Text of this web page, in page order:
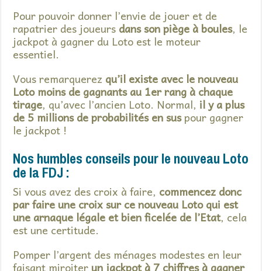
Pour pouvoir donner l’envie de jouer et de
rapatrier des joueurs dans son piège à boules, le
jackpot à gagner du Loto est le moteur
essentiel.
Vous remarquerez qu’il existe avec le nouveau
Loto moins de gagnants au 1er rang à chaque
tirage, qu’avec l’ancien Loto. Normal, il y a plus
de 5 millions de probabilités en suspour gagner
le jackpot !
Nos humbles conseils pour le nouveau Loto
de la FDJ :
Si vous avez des croix à faire, commencez donc
par faire une croix sur ce nouveau Loto qui est
une arnaque légale et bien ficelée de l’Etat, cela
est une certitude.
Pomper l’argent des ménages modestes en leur
faisant miroiter un jackpot à 7 chiffres à gagner